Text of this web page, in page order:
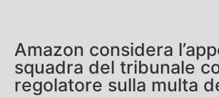
Amazon considera
squadra del tribunale
regolatore sulla multa